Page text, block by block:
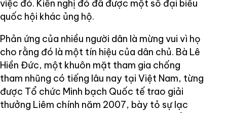
việc đó. Kiến nghị đó đã được một số đại biểu
quốc hội khác ủng hộ.
Phản ứng của nhiều người dân là mừng vui vì họ
cho rằng đó là một tín hiệu của dân chủ. Bà Lê
Hiền Đức, một khuôn mặt tham gia chống
tham nhũng có tiếng lâu nay tại Việt Nam, từng
được Tổ chức Minh bạch Quốc tế trao giải
thưởng Liêm chính năm 2007, bày tỏ sự lạc